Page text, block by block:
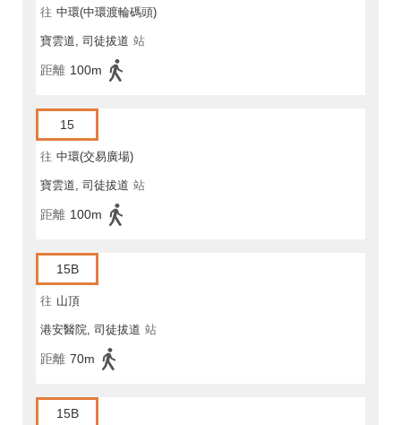
往 中環(中環渡輪碼頭)
寶雲道, 司徒拔道 站
距離 100m
15
往 中環(交易廣場)
寶雲道, 司徒拔道 站
距離 100m
15B
往 山頂
港安醫院, 司徒拔道 站
距離 70m
15B